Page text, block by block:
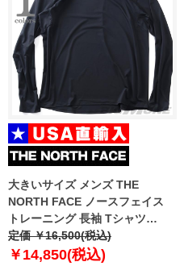
大きいサイズ メンズ THE
NORTH FACE ノースフェイス
トレーニング 長袖 Tシャツ
STEPUP L/S TEE USA直輸入
nt7tr55j
定価 ￥16,500(税込)
￥14,850(税込)